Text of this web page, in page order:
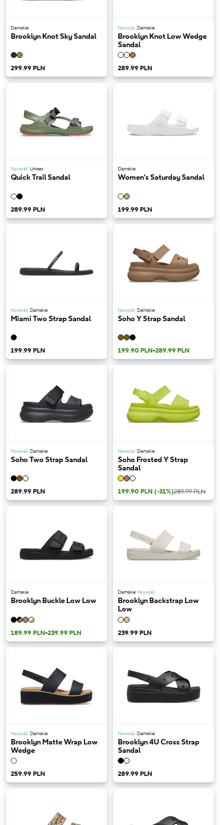
Damskie
Brooklyn Knot Sky Sandal
299.99 PLN
Nowość Damskie
Brooklyn Knot Low Wedge
Sandal
289.99 PLN
Nowość Unisex
Quick Trail Sandal
289.99 PLN
Damskie
Women's Saturday Sandal
199.99 PLN
Nowość Damskie
Miami Two Strap Sandal
199.99 PLN
Nowość Damskie
Soho Y Strap Sandal
199.90 PLN-289.99 PLN
Nowość Damskie
Soho Two Strap Sandal
289.99 PLN
Nowość Damskie
Soho Frosted Y Strap
Sandal
199.90 PLN (-31%)289.99 PLN
Damskie
Brooklyn Buckle Low Low
189.99 PLN-239.99 PLN
Damskie Nowość
Brooklyn Backstrap Low
Low
239.99 PLN
Nowość Damskie
Brooklyn Matte Wrap Low
Wedge
259.99 PLN
Nowość Damskie
Brooklyn 4U Cross Strap
Sandal
289.99 PLN